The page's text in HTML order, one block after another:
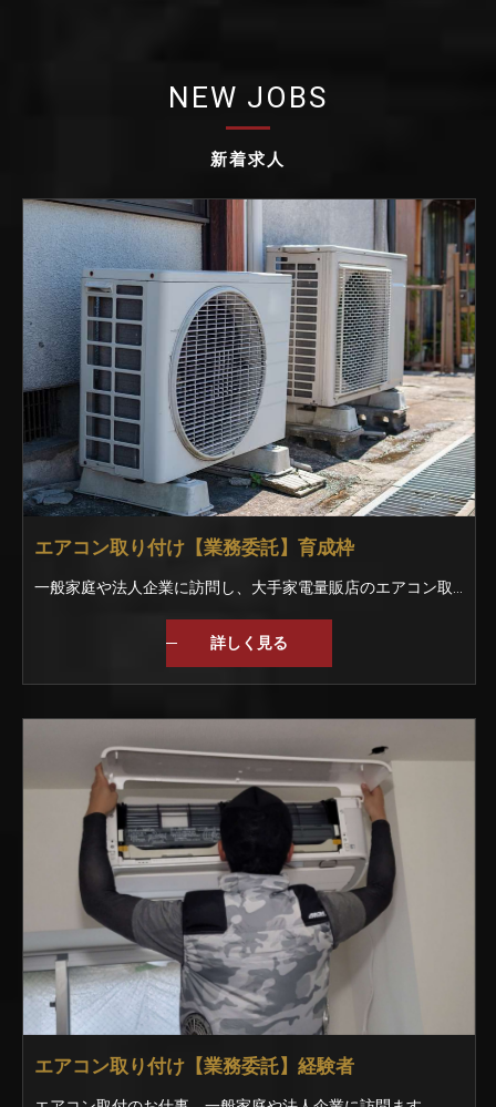
新着求人
NEW JOBS
エアコン取り付け【業務委託】育成枠
詳しく見る
エアコン取り付け【業務委託】経験者